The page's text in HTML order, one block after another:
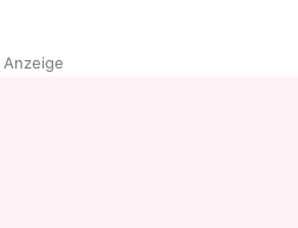
Anzeige